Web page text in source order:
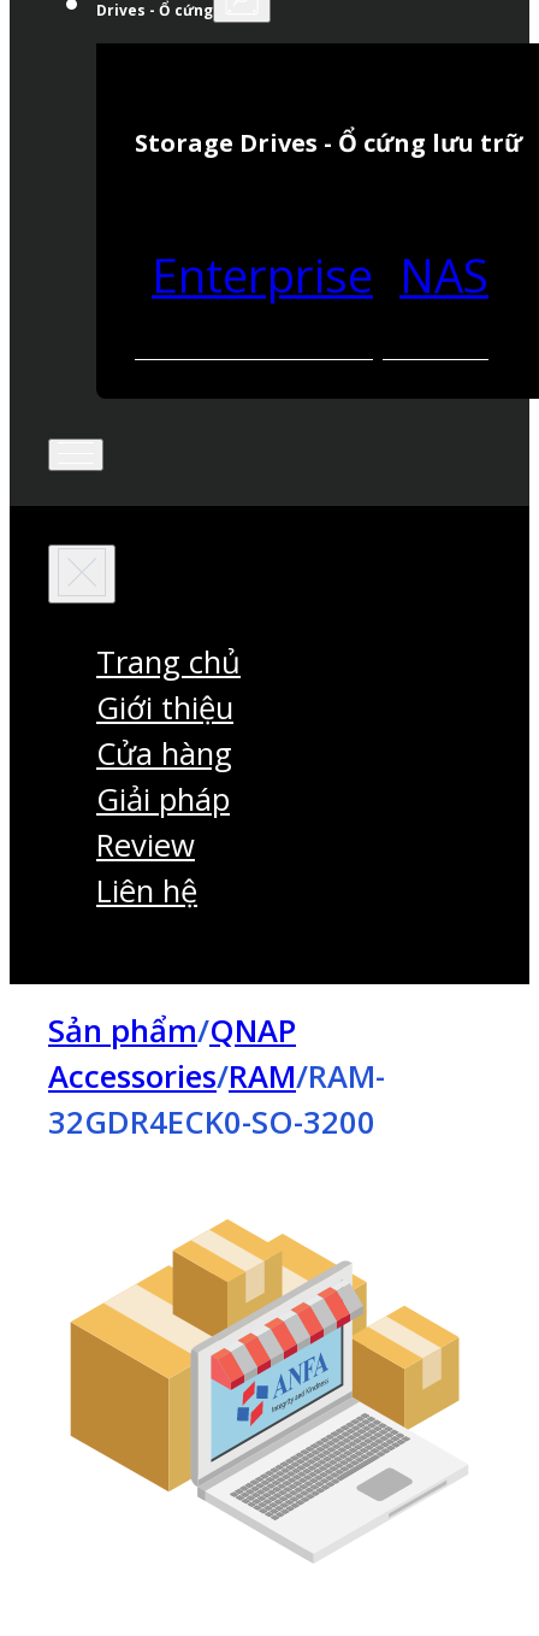
Drives - Ổ cứng
Storage Drives - Ổ cứng lưu trữ
Enterprise NAS
Trang chủ
Giới thiệu
Cửa hàng
Giải pháp
Review
Liên hệ
Sản phẩm/QNAP
Accessories/RAM/RAM-
32GDR4ECK0-SO-3200